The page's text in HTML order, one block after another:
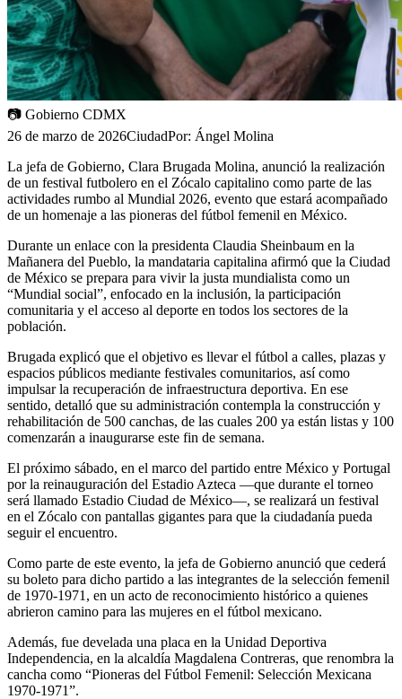
📷 Gobierno CDMX
26 de marzo de 2026CiudadPor: Ángel Molina
La jefa de Gobierno, Clara Brugada Molina, anunció la realización
de un festival futbolero en el Zócalo capitalino como parte de las
actividades rumbo al Mundial 2026, evento que estará acompañado
de un homenaje a las pioneras del fútbol femenil en México.
Durante un enlace con la presidenta Claudia Sheinbaum en la
Mañanera del Pueblo, la mandataria capitalina afirmó que la Ciudad
de México se prepara para vivir la justa mundialista como un
“Mundial social”, enfocado en la inclusión, la participación
comunitaria y el acceso al deporte en todos los sectores de la
población.
Brugada explicó que el objetivo es llevar el fútbol a calles, plazas y
espacios públicos mediante festivales comunitarios, así como
impulsar la recuperación de infraestructura deportiva. En ese
sentido, detalló que su administración contempla la construcción y
rehabilitación de 500 canchas, de las cuales 200 ya están listas y 100
comenzarán a inaugurarse este fin de semana.
El próximo sábado, en el marco del partido entre México y Portugal
por la reinauguración del Estadio Azteca —que durante el torneo
será llamado Estadio Ciudad de México—, se realizará un festival
en el Zócalo con pantallas gigantes para que la ciudadanía pueda
seguir el encuentro.
Como parte de este evento, la jefa de Gobierno anunció que cederá
su boleto para dicho partido a las integrantes de la selección femenil
de 1970-1971, en un acto de reconocimiento histórico a quienes
abrieron camino para las mujeres en el fútbol mexicano.
Además, fue develada una placa en la Unidad Deportiva
Independencia, en la alcaldía Magdalena Contreras, que renombra la
cancha como “Pioneras del Fútbol Femenil: Selección Mexicana
1970-1971”.